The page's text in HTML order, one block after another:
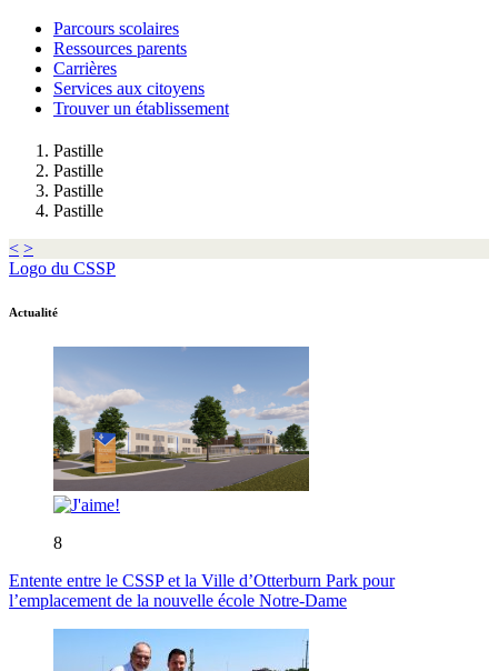
Parcours scolaires
Ressources parents
Carrières
Services aux citoyens
Trouver un établissement
Pastille
Pastille
Pastille
Pastille
< >
Logo du CSSP
Actualité
8
Entente entre le CSSP et la Ville d’Otterburn Park pour
l’emplacement de la nouvelle école Notre-Dame